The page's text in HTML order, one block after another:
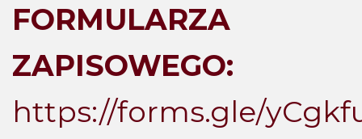
FORMULARZA
ZAPISOWEGO:
https://forms.gle/